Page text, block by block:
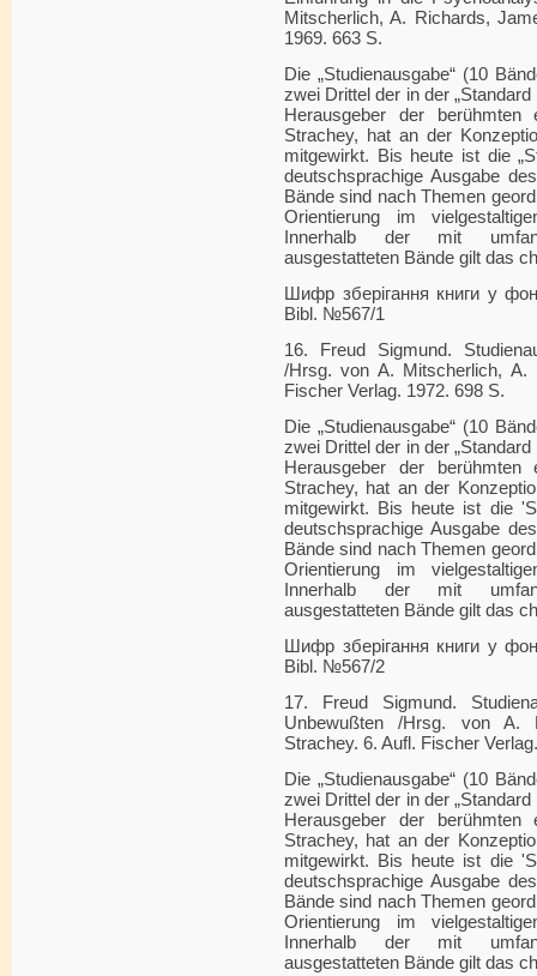
Mitscherlich, A. Richards,
1969. 663 S.
Die „Studienausgabe“ (10
zwei Drittel der in der
Herausgeber der berühmten
Strachey, hat an der
mitgewirkt. Bis heute ist die
deutschsprachige Ausgabe
Bände sind nach Themen
Orientierung im
Innerhalb der mit
ausgestatteten Bände gilt das
Шифр зберігання книги у
Bibl. №567/1
16. Freud Sigmund.
/Hrsg. von A. Mitscherlich, A.
Fischer Verlag. 1972. 698 S.
Die „Studienausgabe“ (10
zwei Drittel der in der
Herausgeber der berühmten
Strachey, hat an der
mitgewirkt. Bis heute ist die
deutschsprachige Ausgabe
Bände sind nach Themen
Orientierung im
Innerhalb der mit
ausgestatteten Bände gilt das
Шифр зберігання книги у
Bibl. №567/2
17. Freud Sigmund.
Unbewußten /Hrsg. von A.
Strachey. 6. Aufl. Fischer
Die „Studienausgabe“ (10
zwei Drittel der in der
Herausgeber der berühmten
Strachey, hat an der
mitgewirkt. Bis heute ist die
deutschsprachige Ausgabe
Bände sind nach Themen
Orientierung im
Innerhalb der mit
ausgestatteten Bände gilt das